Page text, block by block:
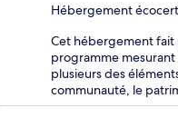
Hébergement
Cet hébergement fait
programme mesurant
plusieurs des
communauté, le